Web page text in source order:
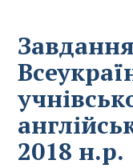
2018 н.р.